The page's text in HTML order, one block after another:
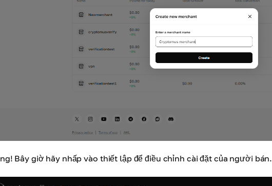
Bây giờ hãy nhấp vào thiết lập để điều chỉnh cài đặt của người bán.